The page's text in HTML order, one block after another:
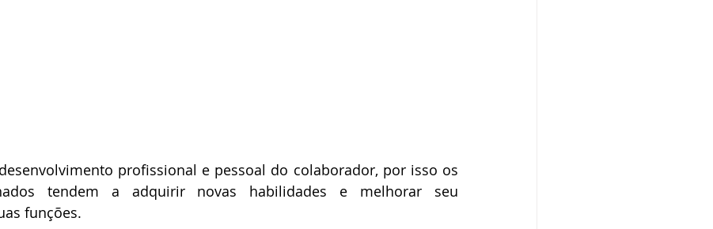
profissional e pessoal do colaborador, por isso os
tendem a adquirir novas habilidades e melhorar seu
funções.